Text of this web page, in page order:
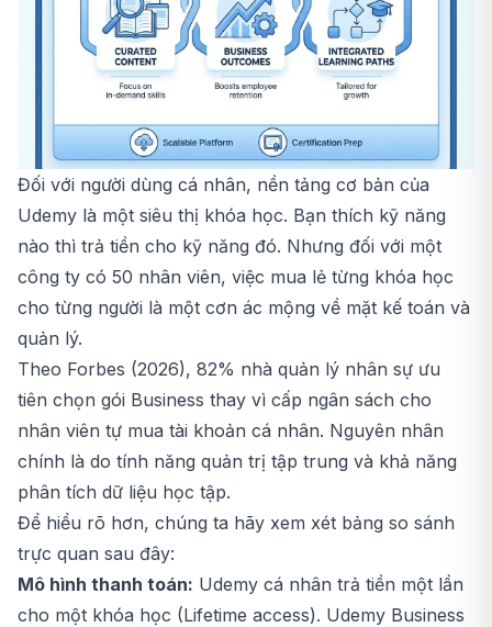
Đối với người dùng cá nhân, nền tảng cơ bản của
Udemy là một siêu thị khóa học. Bạn thích kỹ năng
nào thì trả tiền cho kỹ năng đó. Nhưng đối với một
công ty có 50 nhân viên, việc mua lẻ từng khóa học
cho từng người là một cơn ác mộng về mặt kế toán và
quản lý.
Theo Forbes (2026), 82% nhà quản lý nhân sự ưu
tiên chọn gói Business thay vì cấp ngân sách cho
nhân viên tự mua tài khoản cá nhân. Nguyên nhân
chính là do tính năng quản trị tập trung và khả năng
phân tích dữ liệu học tập.
Để hiểu rõ hơn, chúng ta hãy xem xét bảng so sánh
trực quan sau đây:
Mô hình thanh toán: Udemy cá nhân trả tiền một lần
cho một khóa học (Lifetime access). Udemy Business